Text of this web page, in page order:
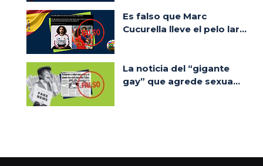
Es falso que Marc
Cucurella lleve el pelo lar...
La noticia del “gigante
gay” que agrede sexua...